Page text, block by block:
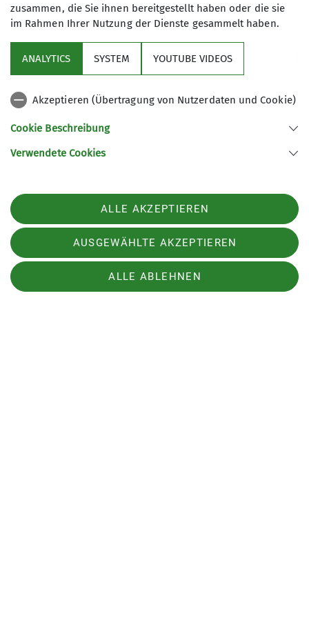
auch gibt es
Aufwandsentschädigu
ngen (Übungsleiter-
und
Ehrenamtspauschale)
für
iten.
über den
Bundesverband
haftpflicht-, unfall-
und
rechtsschutzversicher
zusammen, die Sie ihnen bereitgestellt haben oder die sie
im Rahmen Ihrer Nutzung der Dienste gesammelt haben.
ANALYTICS SYSTEM YOUTUBE VIDEOS
Akzeptieren (Übertragung von Nutzerdaten und Cookie)
Cookie Beschreibung
Verwendete Cookies
ALLE AKZEPTIEREN
AUSGEWÄHLTE AKZEPTIEREN
ALLE ABLEHNEN